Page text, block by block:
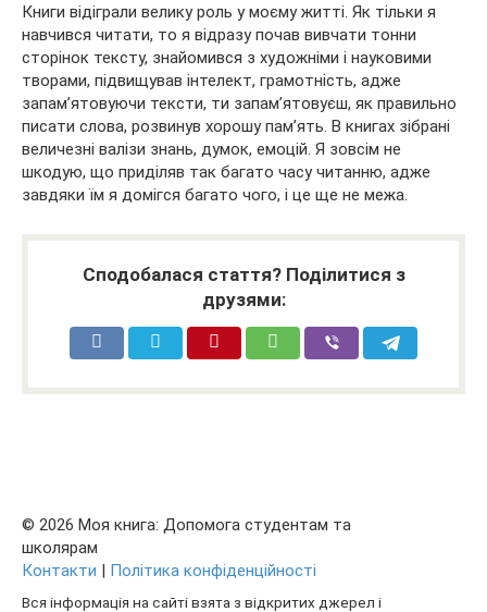
Книги відіграли велику роль у моєму житті. Як тільки я
навчився читати, то я відразу почав вивчати тонни
сторінок тексту, знайомився з художніми і науковими
творами, підвищував інтелект, грамотність, адже
запам’ятовуючи тексти, ти запам’ятовуєш, як правильно
писати слова, розвинув хорошу пам’ять. В книгах зібрані
величезні валізи знань, думок, емоцій. Я зовсім не
шкодую, що приділяв так багато часу читанню, адже
завдяки їм я домігся багато чого, і це ще не межа.
Сподобалася стаття? Поділитися з
друзями:
© 2026 Моя книга: Допомога студентам та
школярам
Контакти | Політика конфіденційності
Вся інформація на сайті взята з відкритих джерел і